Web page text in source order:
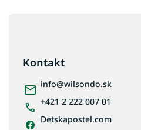
Kontakt
info@wilsondo.sk
+421 2 222 007 01
Detskapostel.com